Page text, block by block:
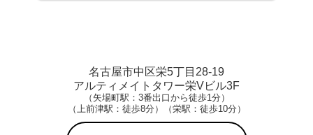
名古屋市中区栄5丁目28-19
アルティメイトタワー栄Vビル3F
（矢場町駅：3番出口から徒歩1分）
（上前津駅：徒歩8分）（栄駅：徒歩10分）